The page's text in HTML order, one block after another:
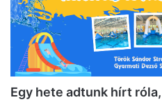
Egy hete adtunk hírt